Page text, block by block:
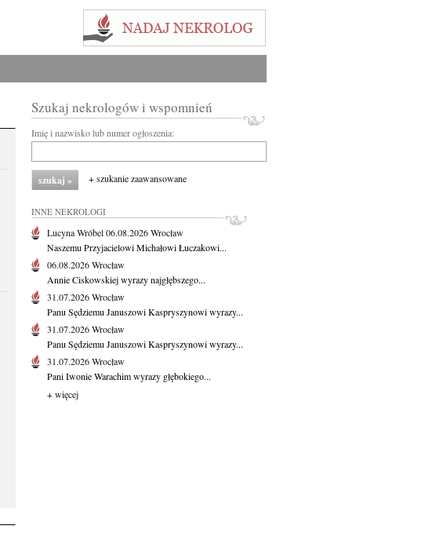
Szukaj nekrologów i wspomnień
Imię i nazwisko lub numer ogłoszenia:
+ szukanie zaawansowane
INNE NEKROLOGI
Lucyna Wróbel06.08.2026Wrocław
Naszemu Przyjacielowi Michałowi Łuczakowi...
06.08.2026Wrocław
Annie Ciskowskiej wyrazy najgłębszego...
31.07.2026Wrocław
Panu Sędziemu Januszowi Kaspryszynowi wyrazy...
31.07.2026Wrocław
Panu Sędziemu Januszowi Kaspryszynowi wyrazy...
31.07.2026Wrocław
Pani Iwonie Warachim wyrazy głębokiego...
+ więcej